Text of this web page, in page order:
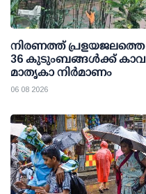
നിരണത്ത് പ്രളയജലത്തെ
36 കുടുംബങ്ങള്‍ക്ക്
മാതൃകാ നിര്‍മാണം
06 08 2026